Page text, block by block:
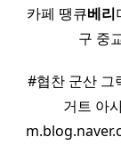
카페 땡큐베리
구 중
#협찬 군산 그
거트 아